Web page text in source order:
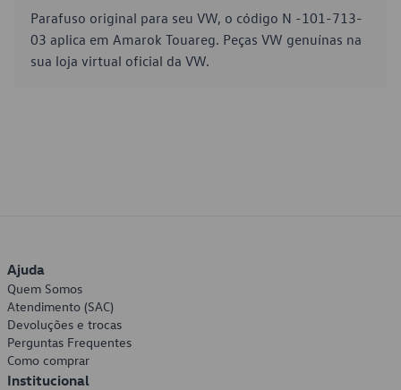
Parafuso original para seu VW, o código N -101-713-
03 aplica em Amarok Touareg. Peças VW genuínas na
sua loja virtual oficial da VW.
Ajuda
Quem Somos
Atendimento (SAC)
Devoluções e trocas
Perguntas Frequentes
Como comprar
Institucional